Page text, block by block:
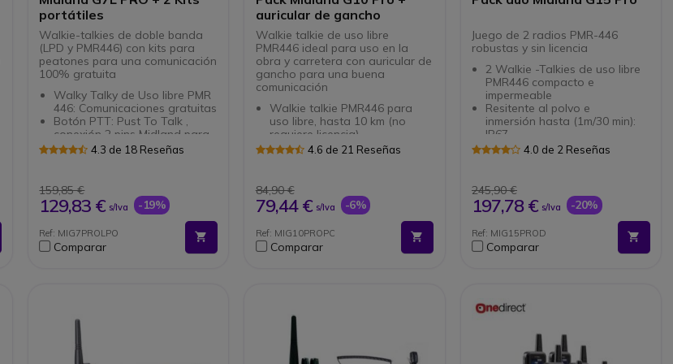
portátiles
Walkie-talkies de doble banda
(LPD y PMR446) con kits para
peatones para una comunicación
100% gratuita
Walky Talky de Uso libre PMR
446: Comunicaciones gratuitas
Botón PTT: Pust To Talk ,
conexión 2 pins Midland para
auriculares
Botón de ajuste
Accesorio exclusivo Onedirect
para la gama de walkie talkie
Midland 2 pins (G7/G8/G9/G12)
4.3 de 18 Reseñas
159,85 €
129,83 € s/Iva -19%
Ref: MIG7PROLPO
Comparar
auricular de gancho
Walkie talkie de uso libre
PMR446 ideal para uso en la
obra y carretera con auricular de
gancho para una buena
comunicación
Walkie talkie PMR446 para
uso libre, hasta 10 km (no
requiere licencia)
Resistente y compacto, para
preprogramados) y 3 niveles
de potencia
Auricular gancho/contorno de
oreja.
Micrófono "Push to Talk"
Accesorio exclusivo para la
gama Kenwood
4.6 de 21 Reseñas
84,90 €
79,44 € s/Iva -6%
Ref: MIG10PROPC
Comparar
Juego de 2 radios PMR-446
robustas y sin licencia
2 Walkie -Talkies de uso libre
PMR446 compacto e
impermeable
Resitente al polvo e
inmersión hasta (1m/30 min):
IP67
Sin licencia: comunicaciones
Función Vox: manos
libres para una comunicación
fluida
Hasta 22 horas de autonomía
Conexión para auricular de
tipo Motorola 2 pins
4.0 de 2 Reseñas
245,90 €
197,78 € s/Iva -20%
Ref: MIG15PROD
Comparar